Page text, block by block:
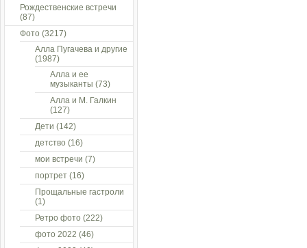
Рождественские встречи
(87)
Фото (3217)
Алла Пугачева и другие
(1987)
Алла и ее
музыканты (73)
Алла и М. Галкин
(127)
Дети (142)
детство (16)
мои встречи (7)
портрет (16)
Прощальные гастроли
(1)
Ретро фото (222)
фото 2022 (46)